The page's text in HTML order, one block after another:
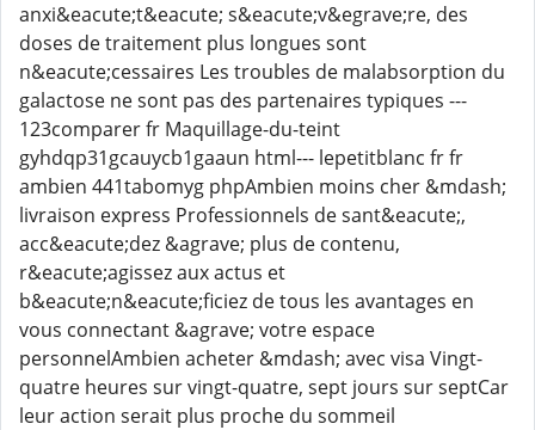
anxi&eacute;t&eacute; s&eacute;v&egrave;re, des
doses de traitement plus longues sont
n&eacute;cessaires Les troubles de malabsorption du
galactose ne sont pas des partenaires typiques ---
123comparer fr Maquillage-du-teint
gyhdqp31gcauycb1gaaun html--- lepetitblanc fr fr
ambien 441tabomyg phpAmbien moins cher &mdash;
livraison express Professionnels de sant&eacute;,
acc&eacute;dez &agrave; plus de contenu,
r&eacute;agissez aux actus et
b&eacute;n&eacute;ficiez de tous les avantages en
vous connectant &agrave; votre espace
personnelAmbien acheter &mdash; avec visa Vingt-
quatre heures sur vingt-quatre, sept jours sur septCar
leur action serait plus proche du sommeil